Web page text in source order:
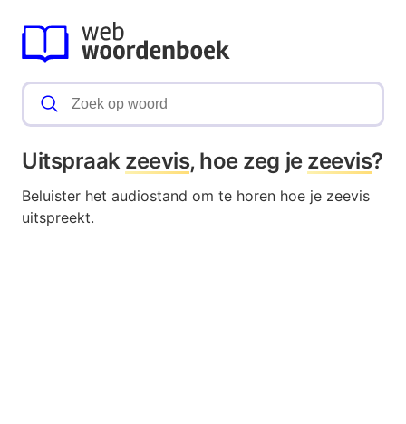
Uitspraak zeevis, hoe zeg je zeevis?
Beluister het audiostand om te horen hoe je zeevis
uitspreekt.